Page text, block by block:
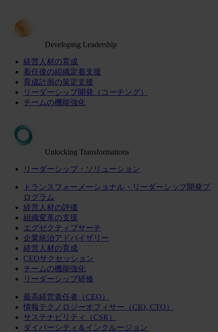
Developing Leadership
経営人材の育成
着任後の組織定着支援
育成計画の策定支援
リーダーシップ開発（コーチング）
チームの機能強化
Unlocking Transformations
リーダーシップ・ソリューション
トランスフォーメーショナル・リーダーシップ開発プ
ログラム
経営人材の評価
組織変革の支援
エグゼクティブサーチ
企業統治アドバイザリー
経営人材の育成
CEOサクセッション
チームの機能強化
リーダーシップ研修
最高経営責任者（CEO）
情報テクノロジーオフィサー（CIO, CTO）
サステナビリティ（CSR）
ダイバーシティ＆インクルージョン